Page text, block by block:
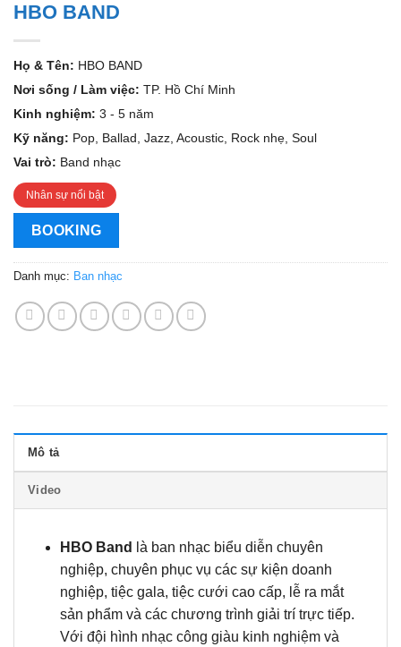
HBO BAND
Họ & Tên: HBO BAND
Nơi sống / Làm việc: TP. Hồ Chí Minh
Kinh nghiệm: 3 - 5 năm
Kỹ năng: Pop, Ballad, Jazz, Acoustic, Rock nhẹ, Soul
Vai trò: Band nhạc
Nhân sự nổi bật
BOOKING
Danh mục: Ban nhạc
Mô tả
Video
HBO Band
là ban nhạc biểu diễn chuyên
nghiệp, chuyên phục vụ các sự kiện doanh
nghiệp, tiệc gala, tiệc cưới cao cấp, lễ ra mắt
sản phẩm và các chương trình giải trí trực tiếp.
Với đội hình nhạc công giàu kinh nghiệm và